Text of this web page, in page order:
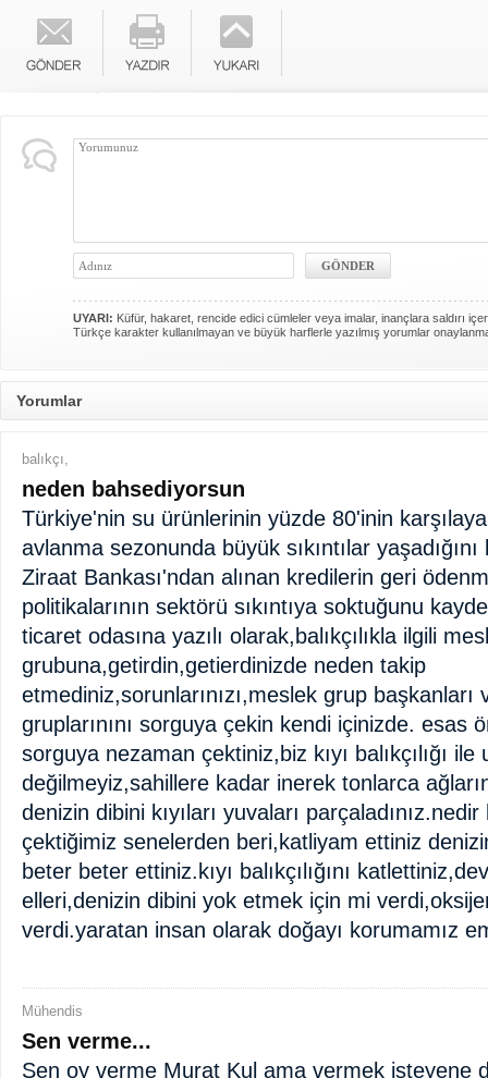
UYARI: Küfür, hakaret, rencide edici cümleler veya imalar, inançlara saldırı
Türkçe karakter kullanılmayan ve büyük harflerle yazılmış yorumlar
Yorumlar
balıkçı,
neden bahsediyorsun
Türkiye'nin su ürünlerinin yüzde 80'inin
avlanma sezonunda büyük sıkıntılar
Ziraat Bankası'ndan alınan kredilerin geri
politikalarının sektörü sıkıntıya soktuğunu
ticaret odasına yazılı olarak,balıkçılıkla ilgili
grubuna,getirdin,getierdinizde neden takip
etmediniz,sorunlarınızı,meslek grup
gruplarınını sorguya çekin kendi içinizde. esas
sorguya nezaman çektiniz,biz kıyı balıkçılığı ile
değilmeyiz,sahillere kadar inerek tonlarca
denizin dibini kıyıları yuvaları
çektiğimiz senelerden beri,katliyam ettiniz
beter beter ettiniz.kıyı balıkçılığını
elleri,denizin dibini yok etmek için mi
verdi.yaratan insan olarak doğayı korumamız
Mühendis
Sen verme...
Sen oy verme Murat Kul ama vermek isteyene